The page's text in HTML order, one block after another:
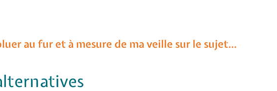
au fur et à mesure de ma veille sur le sujet…